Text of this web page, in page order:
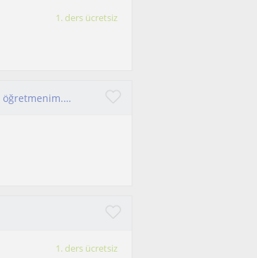
1. ders ücretsiz
10 yıllık alan deneyimim ile iletişimi kuvvetli ve disiplinli bir öğretmenim. Fen lisesi öğrencileri ile deneyimim de mevcut.
1. ders ücretsiz